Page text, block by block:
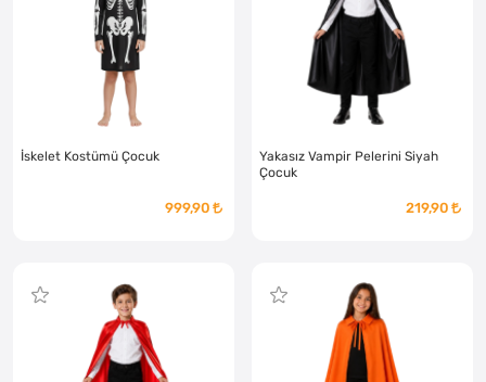
İskelet Kostümü Çocuk
999,90
Yakasız Vampir Pelerini Siyah
Çocuk
219,90